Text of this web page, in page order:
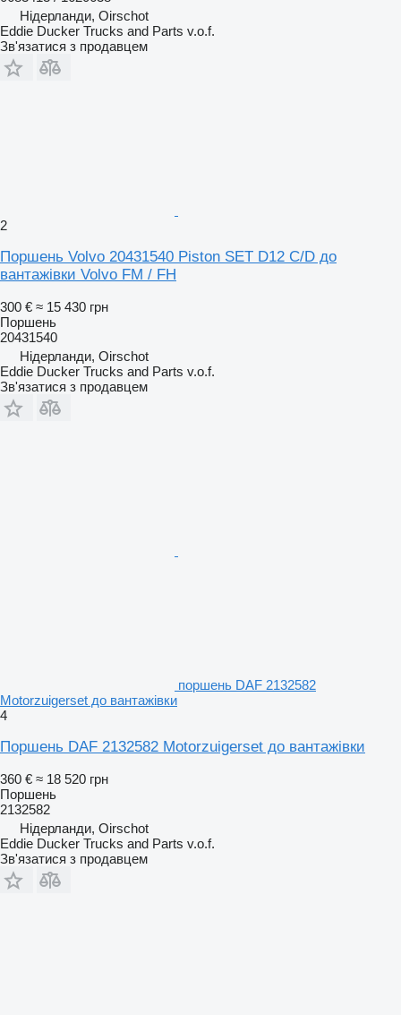
Нідерланди, Oirschot
Eddie Ducker Trucks and Parts v.o.f.
Зв'язатися з продавцем
2
Поршень Volvo 20431540 Piston SET D12 C/D до
вантажівки Volvo FM / FH
300 € ≈ 15 430 грн
Поршень
20431540
Нідерланди, Oirschot
Eddie Ducker Trucks and Parts v.o.f.
Зв'язатися з продавцем
поршень DAF 2132582
Motorzuigerset до вантажівки
4
Поршень DAF 2132582 Motorzuigerset до вантажівки
360 € ≈ 18 520 грн
Поршень
2132582
Нідерланди, Oirschot
Eddie Ducker Trucks and Parts v.o.f.
Зв'язатися з продавцем